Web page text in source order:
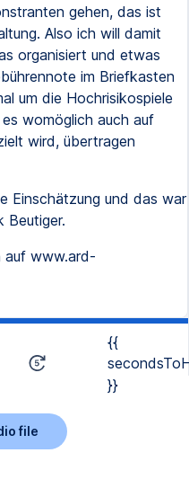
gehen, das ist
Also ich will damit
organisiert und etwas
im Briefkasten
um die Hochrisikospiele
womöglich auch auf
wird, übertragen
Einschätzung und das war
Beutiger.
auf www.ard-
{{
}}
file